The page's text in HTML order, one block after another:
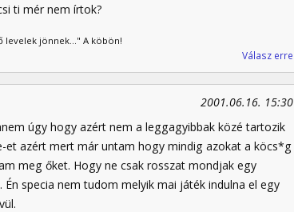
ti mér nem írtok?
levelek jönnek..." A köbön!
Válasz erre
2001.06.16. 15:30
úgy hogy azért nem a leggagyibbak közé tartozik
et azért mert már untam hogy mindig azokat a köcs*g
meg őket. Hogy ne csak rosszat mondjak egy
specia nem tudom melyik mai játék indulna el egy